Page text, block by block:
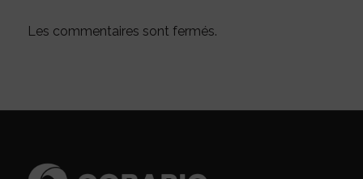
Les commentaires sont fermés.